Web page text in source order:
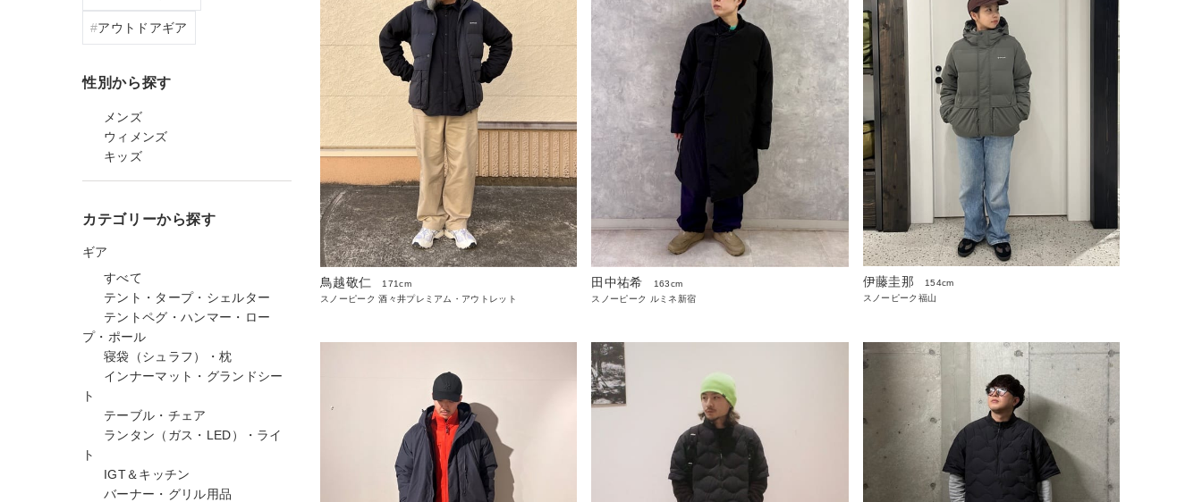
アウトドアギア
性別から探す
メンズ
ウィメンズ
キッズ
カテゴリーから探す
ギア
すべて
テント・タープ・シェルター
テントペグ・ハンマー・ロー
プ・ポール
寝袋（シュラフ）・枕
インナーマット・グランドシー
ト
テーブル・チェア
ランタン（ガス・LED）・ライ
ト
IGT＆キッチン
バーナー・グリル用品
鳥越敬仁
171cm
スノーピーク 酒々井プレミアム・アウトレット
田中祐希
163cm
スノーピーク ルミネ新宿
伊藤圭那
154cm
スノーピーク福山